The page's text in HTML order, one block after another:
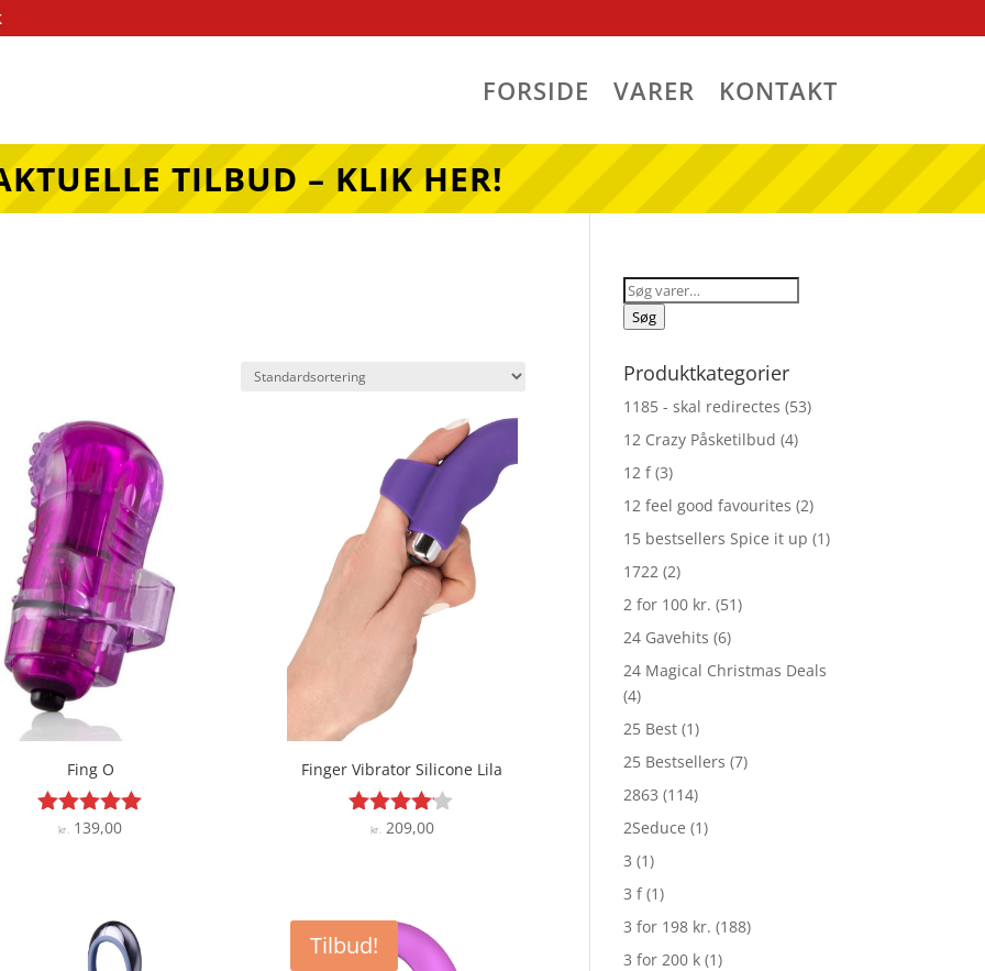
FORSIDE VARER KONTAKT
TILBUD – KLIK HER!
Fing O
Vurderet
kr. 139,00
Finger Vibrator Silicone Lila
Vurderet
kr.209,00
Tilbud!
Søg
efter:
Søg
Produktkategorier
1185 - skal redirectes (53)
12 Crazy Påsketilbud (4)
12 f (3)
12 feel good favourites (2)
15 bestsellers Spice it up (1)
1722 (2)
2 for 100 kr. (51)
24 Gavehits (6)
24 Magical Christmas Deals
(4)
25 Best (1)
25 Bestsellers (7)
2863 (114)
2Seduce (1)
3 (1)
3 f (1)
3 for 198 kr. (188)
3 for 200 k (1)